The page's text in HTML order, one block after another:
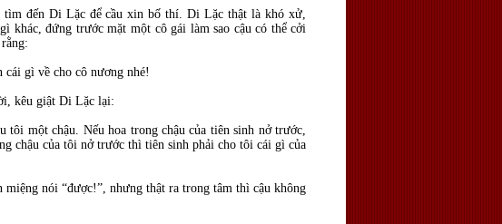
đến Di Lặc để cầu xin bố thí. Di Lặc thật là khó xử,
khác, đứng trước mặt một cô gái làm sao cậu có thể cởi
gì về cho cô nương nhé!
kêu giật Di Lặc lại:
tôi một chậu. Nếu hoa trong chậu của tiên sinh nở trước,
chậu của tôi nở trước thì tiên sinh phải cho tôi cái gì của
nói “được!”, nhưng thật ra trong tâm thì cậu không